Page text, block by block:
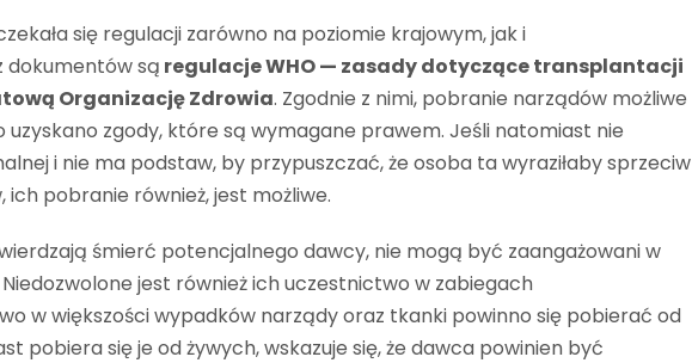
się regulacji zarówno na poziomie krajowym, jak i
dokumentów są regulacje WHO — zasady dotyczące transplantacji
Organizację Zdrowia. Zgodnie z nimi, pobranie narządów możliwe
uzyskano zgody, które są wymagane prawem. Jeśli natomiast nie
i nie ma podstaw, by przypuszczać, że osoba ta wyraziłaby sprzeciw
pobranie również, jest możliwe.
śmierć potencjalnego dawcy, nie mogą być zaangażowani w
jest również ich uczestnictwo w zabiegach
w większości wypadków narządy oraz tkanki powinno się pobierać od
pobiera się je od żywych, wskazuje się, że dawca powinien być